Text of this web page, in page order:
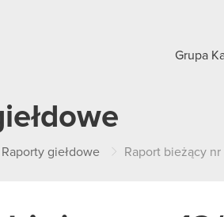
Grupa
Raporty giełdowe Raport bieżący nr